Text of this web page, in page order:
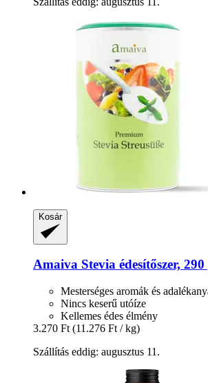
Kosár
Amaiva Stevia édesítőszer, 290
Mesterséges aromák és
Nincs keserű utóíze
Kellemes édes élmény
3.270 Ft (11.276 Ft / kg)
Szállítás eddig: augusztus 11.